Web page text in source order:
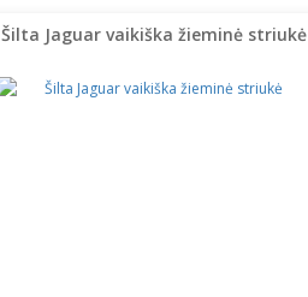
Šilta Jaguar vaikiška žieminė striukė